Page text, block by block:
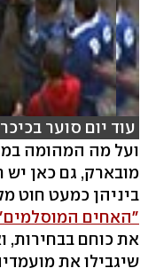
עוד יום סוער
ועל מה המהומה
מובארק, גם כאן יש
ביניהן כמעט חוט
"האחים
את כוחם בבחירות,
שיגבילו את